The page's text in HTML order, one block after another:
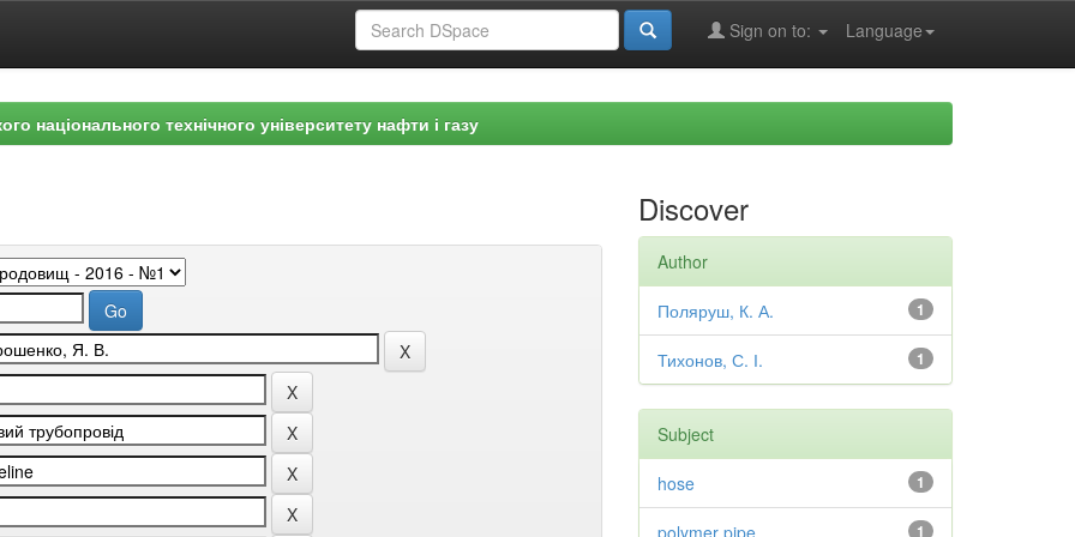
Language
Sign on to:
національного технічного університету нафти і газу
Discover
Author
1
Поляруш, К. А.
1
Тихонов, С. І.
Subject
1
hose
1
polymer pipe